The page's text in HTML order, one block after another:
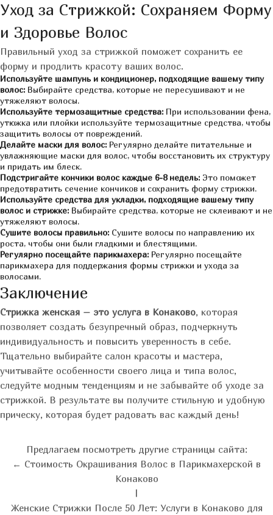
Уход за Стрижкой: Сохраняем Форму
и Здоровье Волос
Правильный уход за стрижкой поможет сохранить ее
форму и продлить красоту ваших волос.
Используйте шампунь и кондиционер, подходящие вашему типу
волос: Выбирайте средства, которые не пересушивают и не
утяжеляют волосы.
Используйте термозащитные средства: При использовании фена,
утюжка или плойки используйте термозащитные средства, чтобы
защитить волосы от повреждений.
Делайте маски для волос: Регулярно делайте питательные и
увлажняющие маски для волос, чтобы восстановить их структуру
и придать им блеск.
Подстригайте кончики волос каждые 6-8 недель: Это поможет
предотвратить сечение кончиков и сохранить форму стрижки.
Используйте средства для укладки, подходящие вашему типу
волос и стрижке: Выбирайте средства, которые не склеивают и не
утяжеляют волосы.
Сушите волосы правильно: Сушите волосы по направлению их
роста, чтобы они были гладкими и блестящими.
Регулярно посещайте парикмахера: Регулярно посещайте
парикмахера для поддержания формы стрижки и ухода за
волосами.
Заключение
Стрижка женская – это услуга в Конаково, которая
позволяет создать безупречный образ, подчеркнуть
индивидуальность и повысить уверенность в себе.
Тщательно выбирайте салон красоты и мастера,
учитывайте особенности своего лица и типа волос,
следуйте модным тенденциям и не забывайте об уходе за
стрижкой. В результате вы получите стильную и удобную
прическу, которая будет радовать вас каждый день!
Предлагаем посмотреть другие страницы сайта:
← Стоимость Окрашивания Волос в Парикмахерской в
Конаково
|
Женские Стрижки После 50 Лет: Услуги в Конаково для